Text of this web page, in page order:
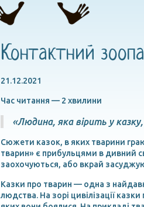
Контактний
21.12.2021
Час читання — 2 хвилини
«Людина, яка вірить у
Сюжети казок, в яких тварини
тварин» є прибульцями в дивний
заохочуються, або вкрай
Казки про тварин — одна з
людства. На зорі цивілізації